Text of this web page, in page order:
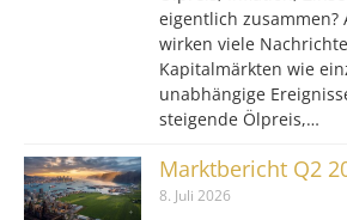
eigentlich zusammen?
wirken viele
Kapitalmärkten wie
unabhängige
steigende Ölpreis,…
Marktbericht Q2
8. Juli 2026